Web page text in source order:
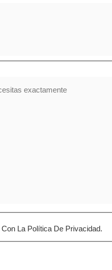
La Política De Privacidad.